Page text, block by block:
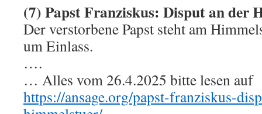
(7) Papst Franziskus: Disput an der
Der verstorbene Papst steht am
um Einlass.
….
… Alles vom 26.4.2025 bitte lesen auf
https://ansage.org/papst-franziskus-